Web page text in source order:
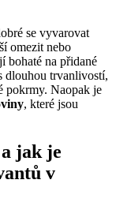
se vyvarovat
omezit nebo
bohaté na přidané
dlouhou trvanlivostí,
pokrmy. Naopak je
, které jsou
jak je
v